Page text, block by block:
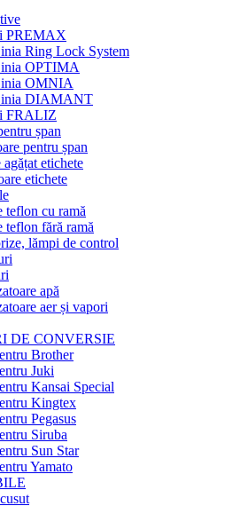
PREMAX
Ring Lock System
OPTIMA
OMNIA
DIAMANT
FRALIZ
șpan
pentru șpan
agățat etichete
etichete
teflon cu ramă
teflon fără ramă
lămpi de control
apă
aer și vapori
DE CONVERSIE
Brother
Juki
Kansai Special
Kingtex
Pegasus
Siruba
Sun Star
Yamato